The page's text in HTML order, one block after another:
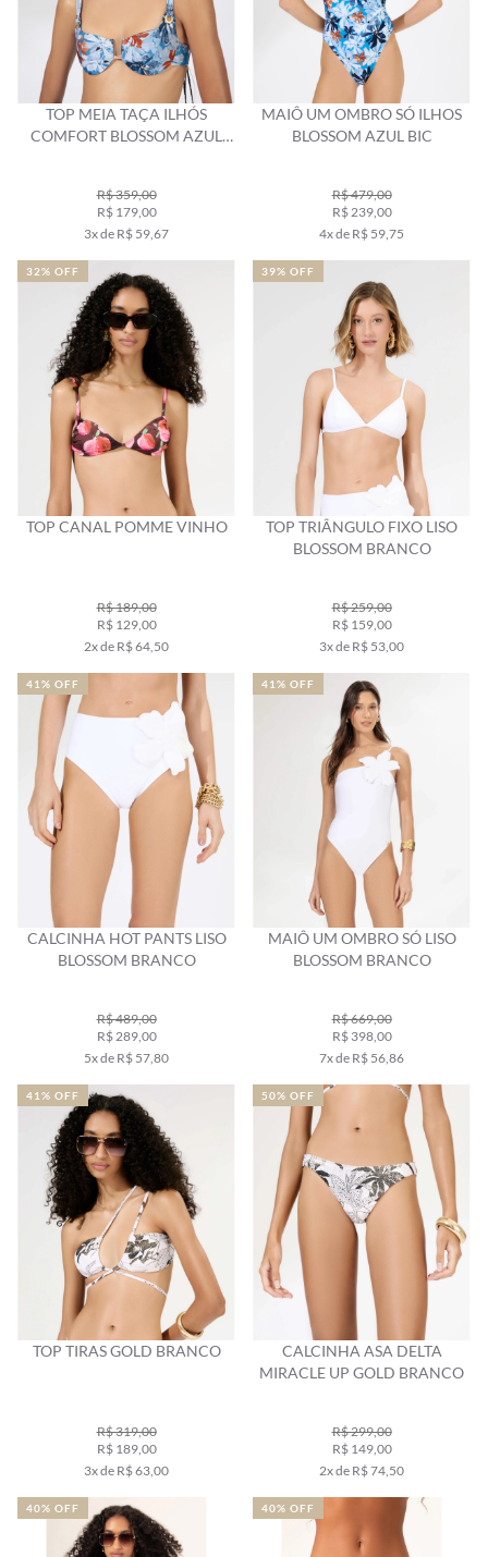
TOP MEIA TAÇA ILHÓS
COMFORT BLOSSOM AZUL
R$ 359,00
R$ 179,00
3x de R$ 59,67
MAIÔ UM OMBRO SÓ ILHOS
BLOSSOM AZUL BIC
R$ 479,00
R$ 239,00
4x de R$ 59,75
TOP CANAL POMME VINHO
R$ 189,00
R$ 129,00
2x de R$ 64,50
32% OFF
TOP TRIÂNGULO FIXO LISO
BLOSSOM BRANCO
R$ 259,00
R$ 159,00
3x de R$ 53,00
39% OFF
CALCINHA HOT PANTS LISO
BLOSSOM BRANCO
R$ 489,00
R$ 289,00
5x de R$ 57,80
41% OFF
MAIÔ UM OMBRO SÓ LISO
BLOSSOM BRANCO
R$ 669,00
R$ 398,00
7x de R$ 56,86
41% OFF
TOP TIRAS GOLD BRANCO
R$ 319,00
R$ 189,00
3x de R$ 63,00
41% OFF
CALCINHA ASA DELTA
MIRACLE UP GOLD BRANCO
R$ 299,00
R$ 149,00
2x de R$ 74,50
50% OFF
40% OFF 40% OFF